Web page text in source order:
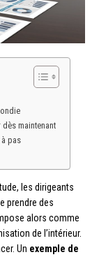
maintenant
pas
les dirigeants
prendre des
alors comme
de l’intérieur.
Un exemple de